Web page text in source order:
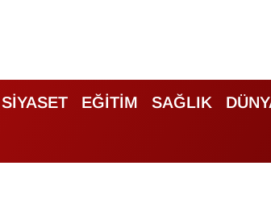
SİYASET EĞİTİM SAĞLIK